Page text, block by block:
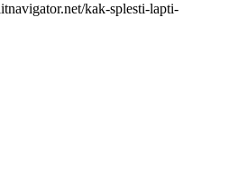
kak-splesti-lapti-